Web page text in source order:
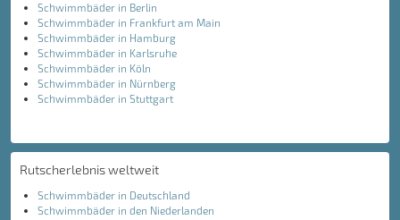
Schwimmbäder in Berlin
Schwimmbäder in Frankfurt am Main
Schwimmbäder in Hamburg
Schwimmbäder in Karlsruhe
Schwimmbäder in Köln
Schwimmbäder in Nürnberg
Schwimmbäder in Stuttgart
Rutscherlebnis weltweit
Schwimmbäder in Deutschland
Schwimmbäder in den Niederlanden